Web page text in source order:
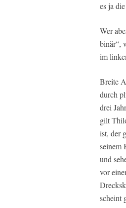
es ja
Wer
binär“,
im
Breite
durch
drei
gilt
ist, der
seinem
und
vor
scheint